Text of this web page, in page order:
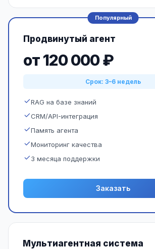
Популярный
Продвинутый агент
от 120 000 ₽
Срок: 3–6 недель
RAG на базе знаний
CRM/API-интеграция
Память агента
Мониторинг качества
3 месяца поддержки
Заказать
Мультиагентная система